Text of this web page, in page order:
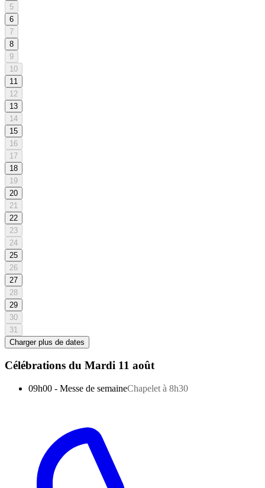
5
6
7
8
9
10
11
12
13
14
15
16
17
18
19
20
21
22
23
24
25
26
27
28
29
30
31
Charger plus de dates
Célébrations du Mardi 11 août
09h00 - Messe de semaineChapelet à 8h30